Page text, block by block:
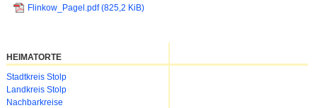
Flinkow_Pagel.pdf(825,2 KiB)
HEIMATORTE
Navigation
überspringen
Stadtkreis Stolp
Landkreis Stolp
Nachbarkreise